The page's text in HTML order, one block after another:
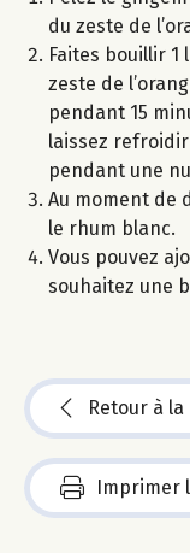
du zeste de
Faites bouillir 1
zeste de
pendant 15
laissez
pendant une
Au moment de
le rhum blanc.
Vous pouvez
souhaitez une
Retour à la
Imprimer